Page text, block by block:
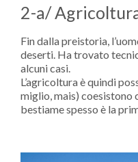
2-a/
Fin dalla preistoria,
deserti. Ha trovato
alcuni casi.
L’agricoltura è quindi
miglio, mais) coesistono
bestiame spesso è la